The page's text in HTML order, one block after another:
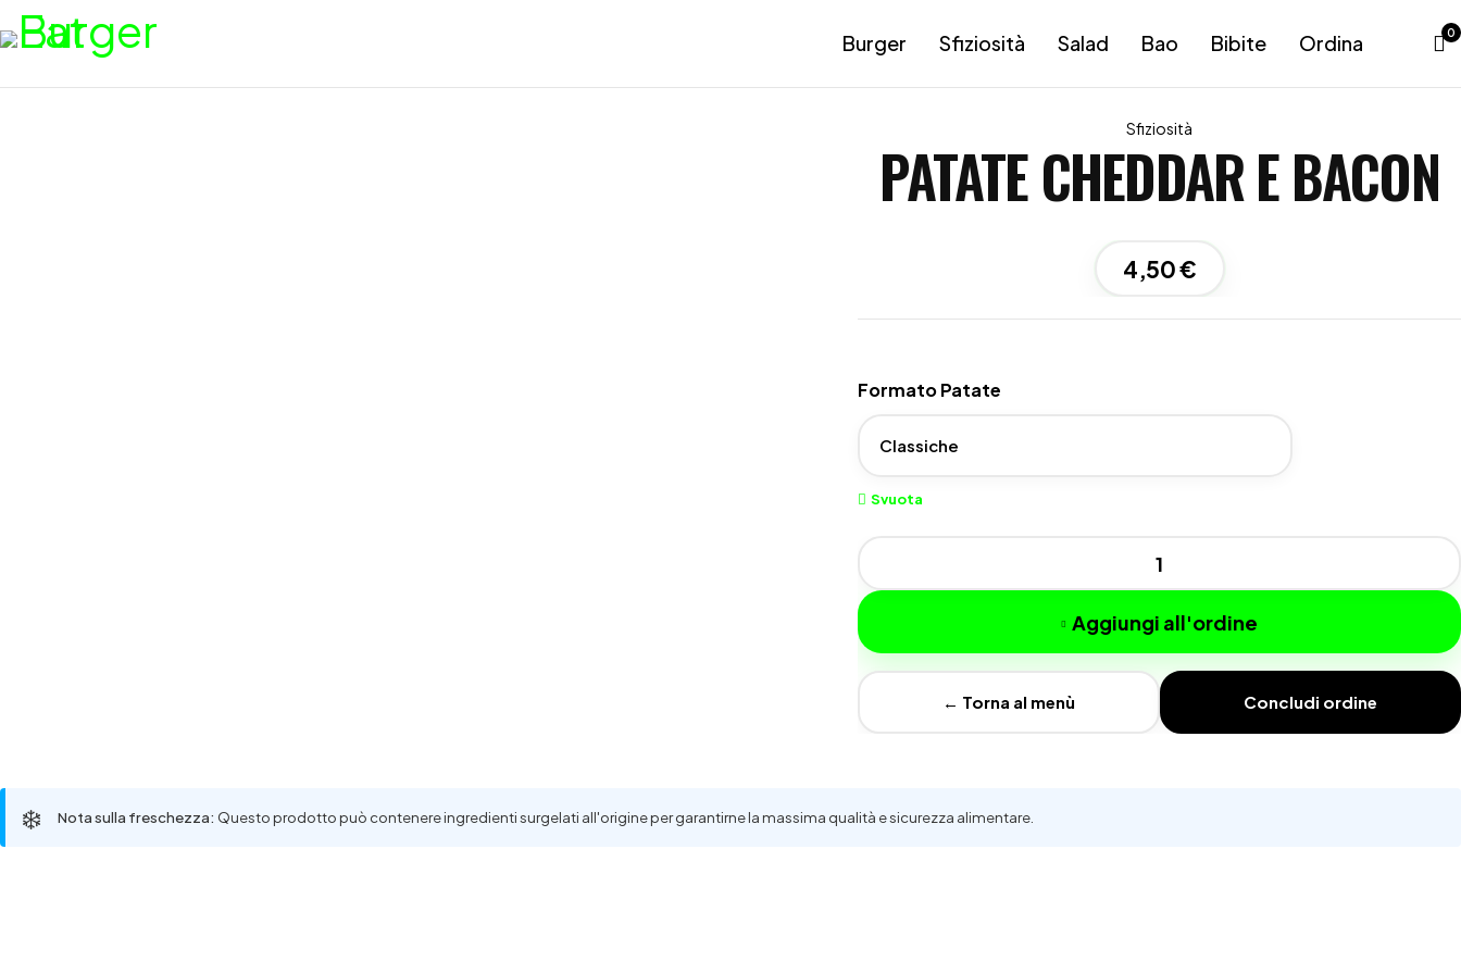
Burger Sfiziosità Salad Bao Bibite Ordina 0
Sfiziosità
PATATE CHEDDAR E BACON
4,50€
Formato Patate
Svuota
e Bacon
quantità
Aggiungi all'ordine
← Torna al menù Concludi ordine
❄️ Nota sulla freschezza: Questo prodotto può contenere ingredienti surgelati all'origine per garantirne la massima qualità e sicurezza alimentare.